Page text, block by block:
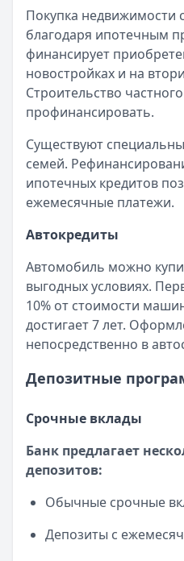
Покупка недвижимости
благодаря ипотечным
финансирует
новостройках и на
Строительство
профинансировать.
Существуют
семей.
ипотечных кредитов
ежемесячные платежи.
Автокредиты
Автомобиль можно
выгодных условиях.
10% от стоимости
достигает 7 лет.
непосредственно в
Депозитные
Срочные вклады
Банк предлагает
депозитов:
Обычные срочные
Депозиты с